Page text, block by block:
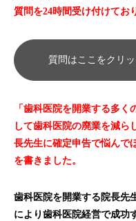
質問を24時間受け付けてお
質問はここをクリッ
「歯科医院を開業する多
して歯科医院の廃業を減ら
長先生に確定申告で悩んで
を書きました。
歯科医院を開業する院長先
により歯科医院経営で成功